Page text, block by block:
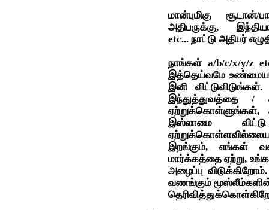
மான்புமிகு
அதிபருக்கு,
etc... நாட்டு அதிபர்
நாங்கள் a/b/c/x/y/z
இத்தெய்வமே
இனி
இந்துத்துவத்தை /
ஏற்றுக்கொள்ளுங்கள்,
இஸ்லாமை
இற‌ங்கும், எங்க‌ள்
மார்க்க‌த்தை ஏற்று,
அழைப்பு
வ‌ண‌ங்கும்